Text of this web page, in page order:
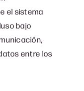
el sistema
bajo
entre los